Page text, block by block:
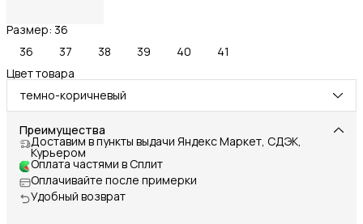
Размер: 36
36
37 38 39 40
41
Цвет товара
темно-коричневый
Преимущества
Доставим в пункты выдачи Яндекс Маркет, СДЭК,
Курьером
Оплата частями в Сплит
Оплачивайте после примерки
Удобный возврат